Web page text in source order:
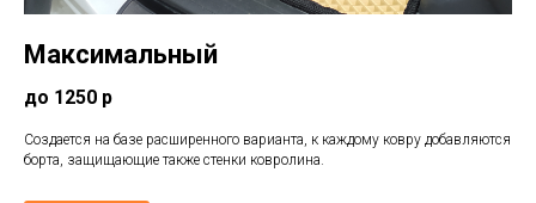
Максимальный
до 1250 р
Создается на базе расширенного варианта, к каждому ковру добавляются
борта, защищающие также стенки ковролина.